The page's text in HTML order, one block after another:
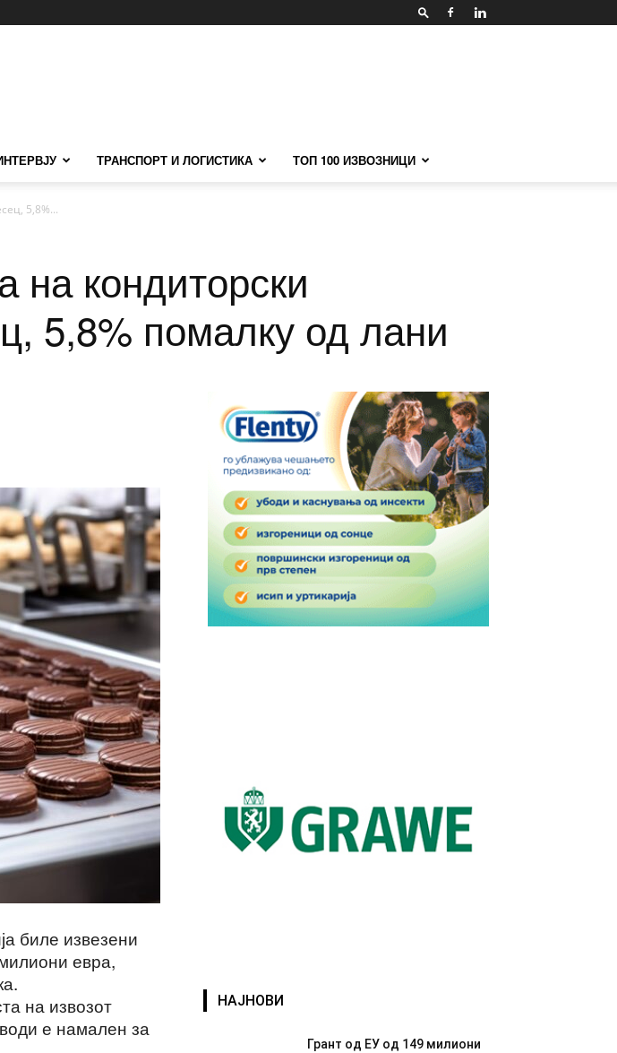
ТРАНСПОРТ И ЛОГИСТИКА ТОП 100 ИЗВОЗНИЦИ
5,8%...
на кондиторски
5,8% помалку од лани
биле извезени
евра,
на извозот
е намален за
НАЈНОВИ
Грант од ЕУ од 149 милиони